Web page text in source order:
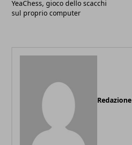
YeaChess, gioco dello scacchi
sul proprio computer
Redazione